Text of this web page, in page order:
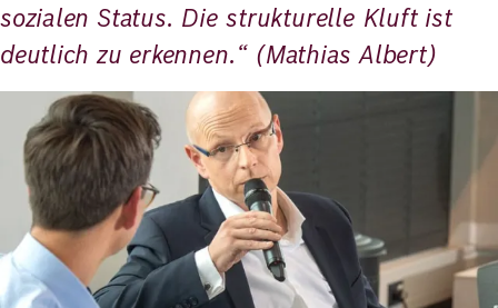
sozialen Status. Die strukturelle Kluft ist
deutlich zu erkennen.“ (Mathias Albert)